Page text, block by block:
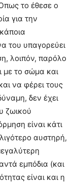
το έθεσε ο
για την
του υπαγορεύει
λοιπόν, παρόλο
με το σώμα και
να φέρει τους
δεν έχει
ζωικού
είναι κάτι
αυστηρή,
εμπόδια (και
είναι και η